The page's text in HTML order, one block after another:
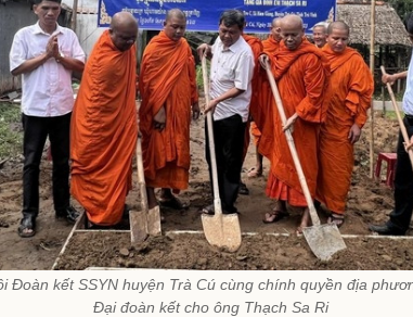
Đoàn kết SSYN huyện Trà Cú cùng chính quyền địa
Đại đoàn kết cho ông Thạch Sa Ri